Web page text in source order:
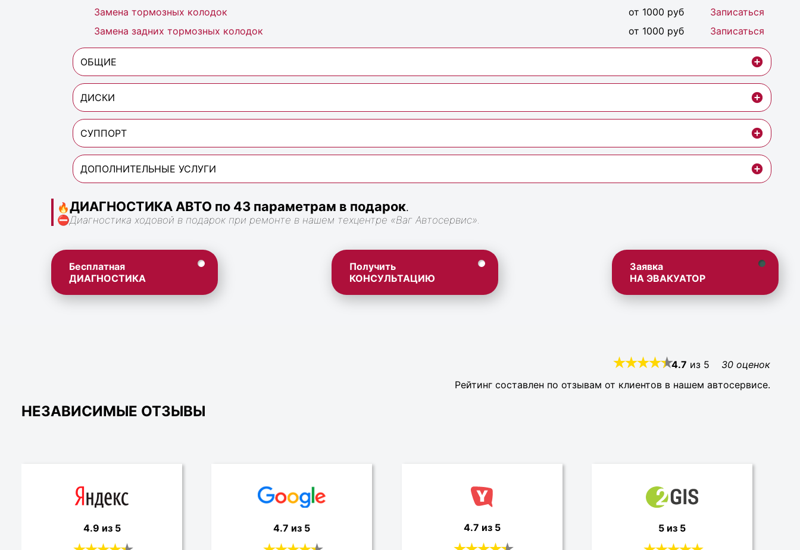
Замена тормозных колодок
от 1000 руб
Записаться
Замена задних тормозных колодок
от 1000 руб Записаться
ОБЩИЕ
ДИСКИ
СУППОРТ
ДОПОЛНИТЕЛЬНЫЕ УСЛУГИ
🔥ДИАГНОСТИКА АВТО по 43 параметрам в подарок.
⛔Диагностика ходовой в подарок при ремонте в нашем техцентре «Ваг Автосервис».
Бесплатная
ДИАГНОСТИКА
Получить
КОНСУЛЬТАЦИЮ
Заявка
НА ЭВАКУАТОР
4.7 из 5 30 оценок
Рейтинг составлен по отзывам от клиентов в нашем автосервисе.
НЕЗАВИСИМЫЕ ОТЗЫВЫ
4.9 из 5 4.7 из 5 4.7 из 5 5 из 5